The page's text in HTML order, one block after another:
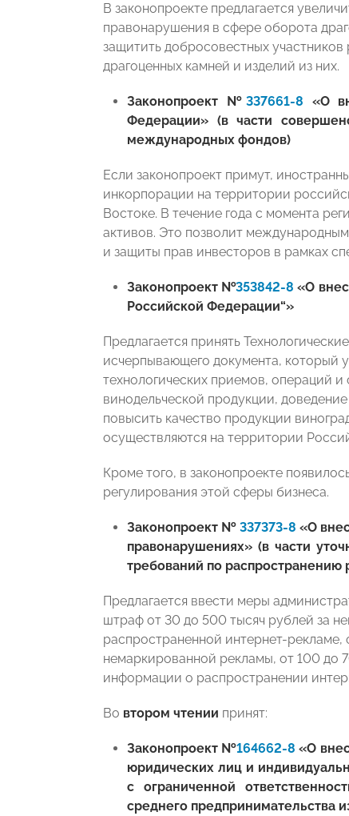
В законопроекте предлагается
правонарушения в сфере оборота
защитить добросовестных
драгоценных камней и изделий из них.
Законопроект № 337661-8 «О
Федерации» (в части
международных фондов)
Если законопроект примут,
инкорпорации на территории
Востоке. В течение года с момента
активов. Это позволит
и защиты прав инвесторов в рамках
Законопроект №353842-8 «О
Российской Федерации“»
Предлагается принять
исчерпывающего документа, который
технологических приемов, операций
винодельческой продукции,
повысить качество продукции
осуществляются на территории
Кроме того, в законопроекте
регулирования этой сферы бизнеса.
Законопроект № 337373-8 «О
правонарушениях» (в части
требований по
Предлагается ввести меры
штраф от 30 до 500 тысяч рублей за
распространенной интернет-
немаркированной рекламы, от 100 до
информации о распространении
Во втором чтении принят:
Законопроект №164662-8 «О
юридических лиц и
с ограниченной
среднего предпринимательства